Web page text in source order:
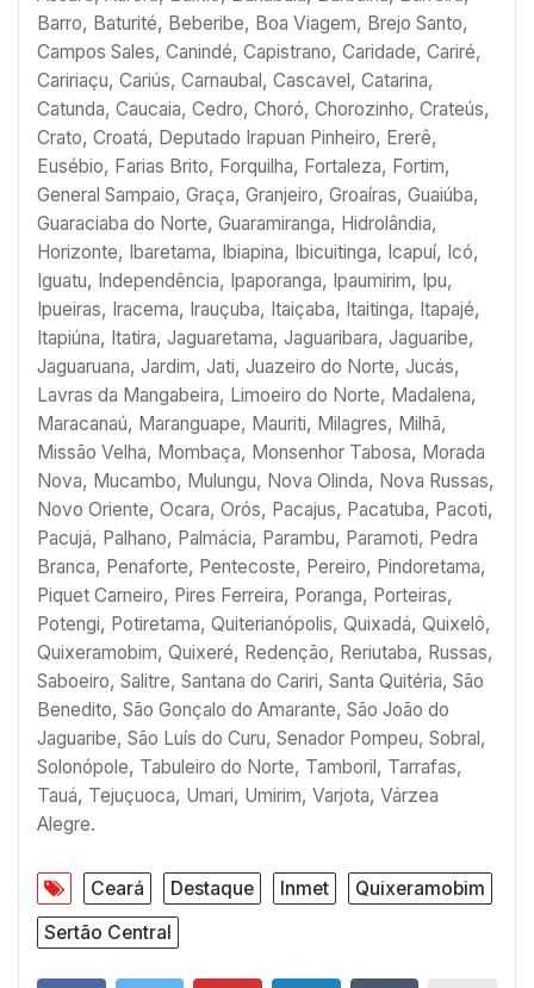
Barro, Baturité, Beberibe, Boa Viagem, Brejo Santo,
Campos Sales, Canindé, Capistrano, Caridade, Cariré,
Caririaçu, Cariús, Carnaubal, Cascavel, Catarina,
Catunda, Caucaia, Cedro, Choró, Chorozinho, Crateús,
Crato, Croatá, Deputado Irapuan Pinheiro, Ererê,
Eusébio, Farias Brito, Forquilha, Fortaleza, Fortim,
General Sampaio, Graça, Granjeiro, Groaíras, Guaiúba,
Guaraciaba do Norte, Guaramiranga, Hidrolândia,
Horizonte, Ibaretama, Ibiapina, Ibicuitinga, Icapuí, Icó,
Iguatu, Independência, Ipaporanga, Ipaumirim, Ipu,
Ipueiras, Iracema, Irauçuba, Itaiçaba, Itaitinga, Itapajé,
Itapiúna, Itatira, Jaguaretama, Jaguaribara, Jaguaribe,
Jaguaruana, Jardim, Jati, Juazeiro do Norte, Jucás,
Lavras da Mangabeira, Limoeiro do Norte, Madalena,
Maracanaú, Maranguape, Mauriti, Milagres, Milhã,
Missão Velha, Mombaça, Monsenhor Tabosa, Morada
Nova, Mucambo, Mulungu, Nova Olinda, Nova Russas,
Novo Oriente, Ocara, Orós, Pacajus, Pacatuba, Pacoti,
Pacujá, Palhano, Palmácia, Parambu, Paramoti, Pedra
Branca, Penaforte, Pentecoste, Pereiro, Pindoretama,
Piquet Carneiro, Pires Ferreira, Poranga, Porteiras,
Potengi, Potiretama, Quiterianópolis, Quixadá, Quixelô,
Quixeramobim, Quixeré, Redenção, Reriutaba, Russas,
Saboeiro, Salitre, Santana do Cariri, Santa Quitéria, São
Benedito, São Gonçalo do Amarante, São João do
Jaguaribe, São Luís do Curu, Senador Pompeu, Sobral,
Solonópole, Tabuleiro do Norte, Tamboril, Tarrafas,
Tauá, Tejuçuoca, Umari, Umirim, Varjota, Várzea
Alegre.
Ceará Destaque Inmet
Quixeramobim
Sertão Central